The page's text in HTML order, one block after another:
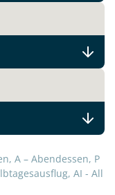
A – Abendessen, P
AI - All